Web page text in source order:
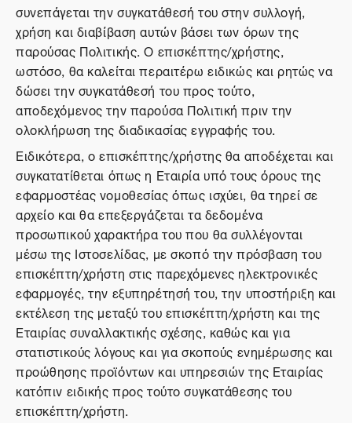
συνεπάγεται την συγκατάθεσή του στην συλλογή,
χρήση και διαβίβαση αυτών βάσει των όρων της
παρούσας Πολιτικής. Ο επισκέπτης/χρήστης,
ωστόσο, θα καλείται περαιτέρω ειδικώς και ρητώς να
δώσει την συγκατάθεσή του προς τούτο,
αποδεχόμενος την παρούσα Πολιτική πριν την
ολοκλήρωση της διαδικασίας εγγραφής του.
Ειδικότερα, ο επισκέπτης/χρήστης θα αποδέχεται και
συγκατατίθεται όπως η Εταιρία υπό τους όρους της
εφαρμοστέας νομοθεσίας όπως ισχύει, θα τηρεί σε
αρχείο και θα επεξεργάζεται τα δεδομένα
προσωπικού χαρακτήρα του που θα συλλέγονται
μέσω της Ιστοσελίδας, με σκοπό την πρόσβαση του
επισκέπτη/χρήστη στις παρεχόμενες ηλεκτρονικές
εφαρμογές, την εξυπηρέτησή του, την υποστήριξη και
εκτέλεση της μεταξύ του επισκέπτη/χρήστη και της
Εταιρίας συναλλακτικής σχέσης, καθώς και για
στατιστικούς λόγους και για σκοπούς ενημέρωσης και
προώθησης προϊόντων και υπηρεσιών της Εταιρίας
κατόπιν ειδικής προς τούτο συγκατάθεσης του
επισκέπτη/χρήστη.